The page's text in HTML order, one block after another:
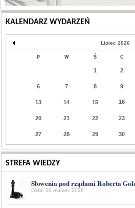
KALENDARZ WYDARZEŃ
Lipiec 2026
P W Ś C
1 2
6 7 8 9
13 14 15 16
20 21 22 23
27 28 29 30
STREFA WIEDZY
Słowenia pod rządami Roberta
Data: 20 marzec 2026